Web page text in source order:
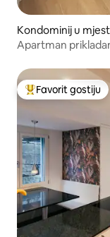
Kondominij u
Apartman
Glavni favorit
Favorit gostiju